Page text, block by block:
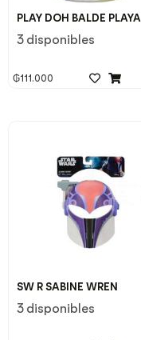
PLAY DOH BALDE PLAYA
3 disponibles
₲111.000
SW R SABINE WREN
3 disponibles